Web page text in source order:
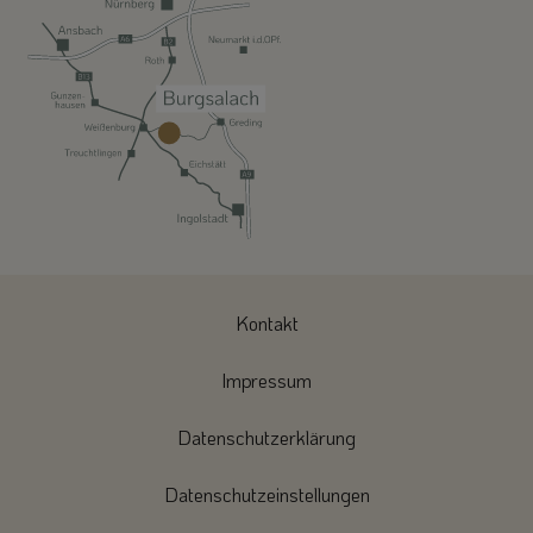
Kontakt
Impressum
Datenschutzerklärung
Datenschutzeinstellungen